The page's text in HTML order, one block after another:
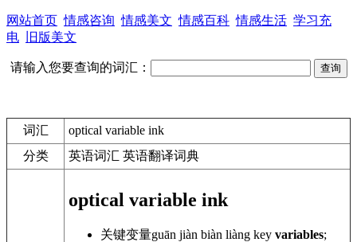
网站首页 情感咨询 情感美文 情感百科 情感生活 学习充
电
旧版美文
请输入您要查询的词汇：
词汇
optical variable ink
分类
英语词汇 英语翻译词典
optical variable ink
关键变量guān jiàn biàn liàng key variables;